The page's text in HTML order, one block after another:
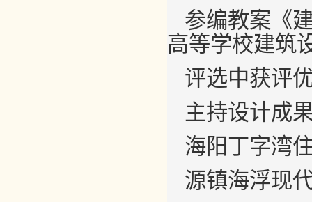
参编教案《
高等学校建筑
评选中获评
主持设计成
海阳丁字湾
源镇海浮现